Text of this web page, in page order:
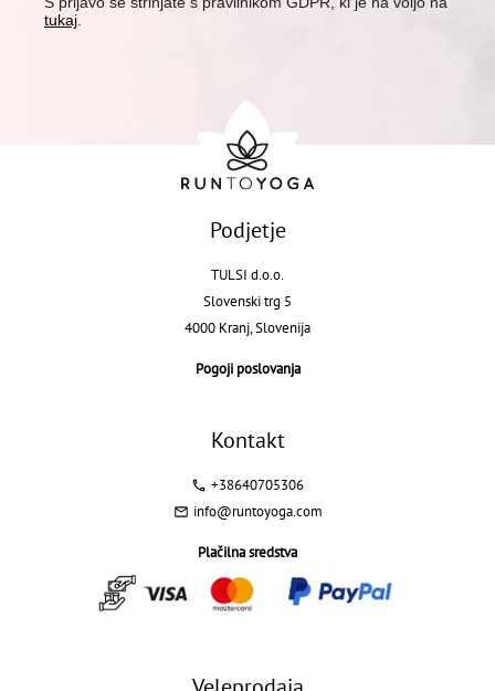
tukaj
Podjetje
TULSI d.o.o.
Slovenski trg 5
4000 Kranj, Slovenija
Pogoji poslovanja
Kontakt
+38640705306
info@runtoyoga.com
Plačilna sredstva